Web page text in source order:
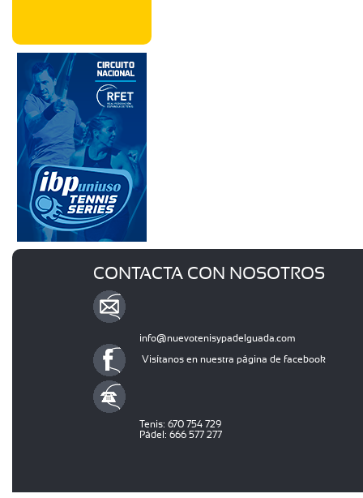
CONTACTA CON NOSOTROS
info@nuevotenisypadelguada.com
Visítanos en nuestra página de facebook
Tenis: 670 754 729
Pádel: 666 577 277